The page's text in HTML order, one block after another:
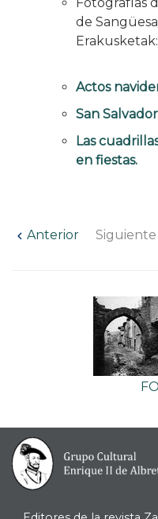
de
Erakusketak:
Actos
San
Las
en fiestas.
Anterior Siguiente